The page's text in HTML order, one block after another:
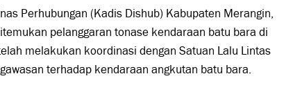
Perhubungan (Kadis Dishub) Kabupaten Merangin,
pelanggaran tonase kendaraan batu bara di
melakukan koordinasi dengan Satuan Lalu Lintas
terhadap kendaraan angkutan batu bara.